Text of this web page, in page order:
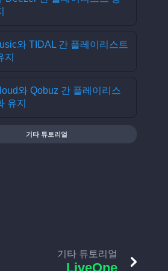
와 TIDAL 간 플레이리스트
지
와 Qobuz 간 플레이리스
유지
기타 튜토리얼
기타 튜토리얼
LiveOne